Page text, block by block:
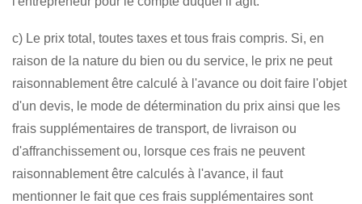
c) Le prix total, toutes taxes et tous frais compris. Si, en
raison de la nature du bien ou du service, le prix ne peut
raisonnablement être calculé à l'avance ou doit faire l'objet
d'un devis, le mode de détermination du prix ainsi que les
frais supplémentaires de transport, de livraison ou
d'affranchissement ou, lorsque ces frais ne peuvent
raisonnablement être calculés à l'avance, il faut
mentionner le fait que ces frais supplémentaires sont